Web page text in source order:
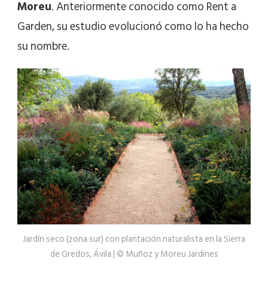
Moreu. Anteriormente conocido como Rent a
Garden, su estudio evolucionó como lo ha hecho
su nombre.
Jardín seco (zona sur) con plantación naturalista en la Sierra
de Gredos, Ávila | © Muñoz y Moreu Jardines